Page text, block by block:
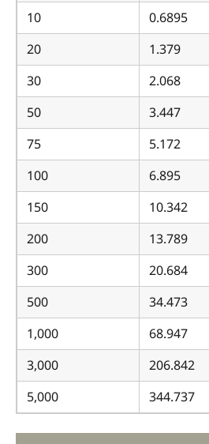
10
0.6895
20
1.379
30
2.068
50
3.447
75
5.172
100
6.895
150
10.342
200
13.789
300
20.684
500
34.473
1,000
68.947
3,000
206.842
5,000
344.737